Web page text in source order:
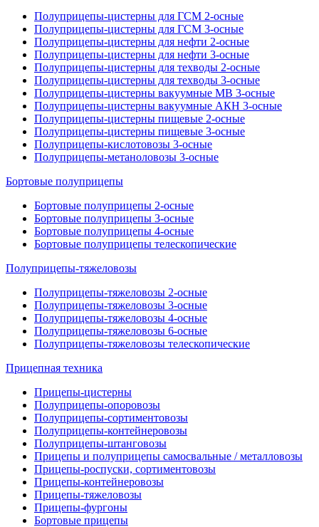
Полуприцепы-цистерны для ГСМ 2-осные
Полуприцепы-цистерны для ГСМ 3-осные
Полуприцепы-цистерны для нефти 2-осные
Полуприцепы-цистерны для нефти 3-осные
Полуприцепы-цистерны для техводы 2-осные
Полуприцепы-цистерны для техводы 3-осные
Полуприцепы-цистерны вакуумные МВ 3-осные
Полуприцепы-цистерны вакуумные АКН 3-осные
Полуприцепы-цистерны пищевые 2-осные
Полуприцепы-цистерны пищевые 3-осные
Полуприцепы-кислотовозы 3-осные
Полуприцепы-метаноловозы 3-осные
Бортовые полуприцепы
Бортовые полуприцепы 2-осные
Бортовые полуприцепы 3-осные
Бортовые полуприцепы 4-осные
Бортовые полуприцепы телескопические
Полуприцепы-тяжеловозы
Полуприцепы-тяжеловозы 2-осные
Полуприцепы-тяжеловозы 3-осные
Полуприцепы-тяжеловозы 4-осные
Полуприцепы-тяжеловозы 6-осные
Полуприцепы-тяжеловозы телескопические
Прицепная техника
Прицепы-цистерны
Полуприцепы-опоровозы
Полуприцепы-сортиментовозы
Полуприцепы-контейнеровозы
Полуприцепы-штанговозы
Прицепы и полуприцепы самосвальные / металловозы
Прицепы-роспуски, сортиментовозы
Прицепы-контейнеровозы
Прицепы-тяжеловозы
Прицепы-фургоны
Бортовые прицепы